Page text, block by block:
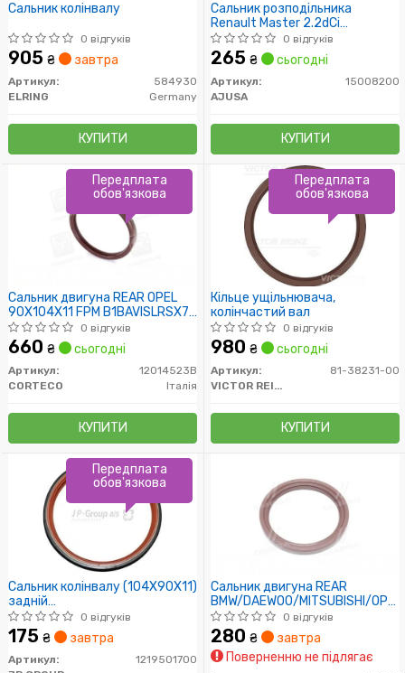
Сальник колінвалу
0 відгуків
905 ₴ завтра
Артикул:
584930
ELRING
Germany
КУПИТИ
Сальник розподільника
Renault Master 2.2dCi
(30x42x7)
0 відгуків
265 ₴ сьогодні
Артикул:
15008200
AJUSA
КУПИТИ
Сальник двигуна REAR OPEL
90X104X11 FPM B1BAVISLRSX7
(пр-во Corteco)0 відгуків
660 ₴ сьогодні
Артикул:
12014523B
CORTECO
Італія
КУПИТИ
Передплата
обов'язкова
Кільце ущільнювача,
колінчастий вал
0 відгуків
980 ₴ сьогодні
Артикул:
81-38231-00
VICTOR REINZ
КУПИТИ
Передплата
обов'язкова
Сальник колінвалу (104X90X11)
задній
ASTRA/KADETT/OMEGA/VECTRA/LACETTI/CAPTIVA
1.8-2.6i 84-
0 відгуків
175 ₴ завтра
Артикул:
1219501700
Передплата
обов'язкова
Сальник двигуна REAR
BMW/DAEWOO/MITSUBISHI/
(пр-во PAYEN)0 відгуків
280 ₴
завтра
Поверненню не підлягає